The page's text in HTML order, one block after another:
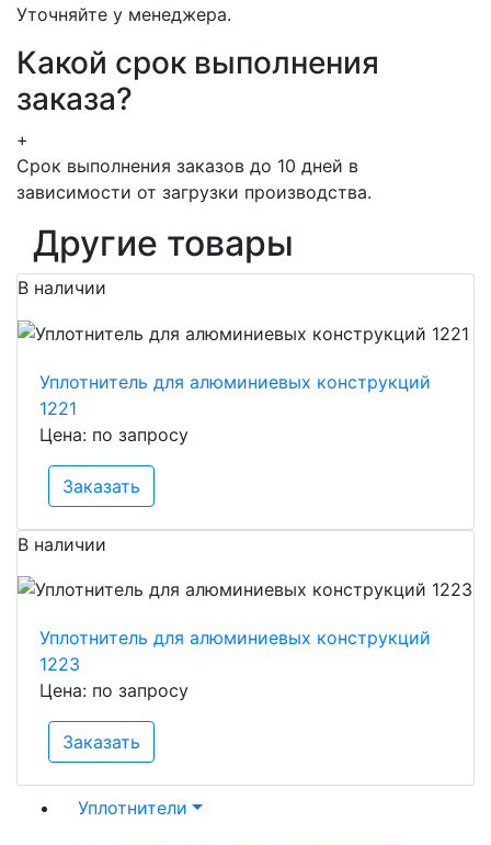
Уточняйте у менеджера.
Какой срок выполнения
заказа?
+
Срок выполнения заказов до 10 дней в
зависимости от загрузки производства.
Другие товары
В наличии
Уплотнитель для алюминиевых конструкций
1221
Цена: по запросу
Заказать
В наличии
Уплотнитель для алюминиевых конструкций
1223
Цена: по запросу
Заказать
Уплотнители